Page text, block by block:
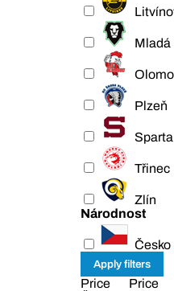
Mladá
Plzeň
Třinec
Zlín
Národnost
Česko
Price
Price